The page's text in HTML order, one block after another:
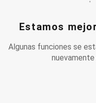
Estamos
Algunas funciones se